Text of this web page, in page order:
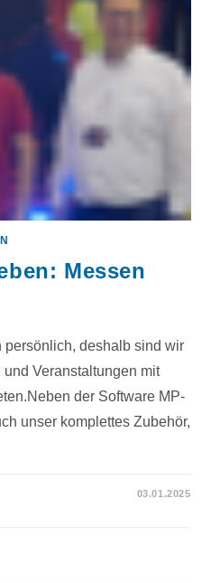
Messen
persönlich, deshalb sind wir
Veranstaltungen mit
der Software MP-
unser komplettes Zubehör,
03.01.2025